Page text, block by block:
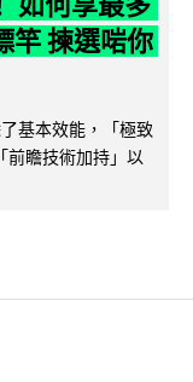
揀選啱你
基本效能，「極致
前瞻技術加持」以